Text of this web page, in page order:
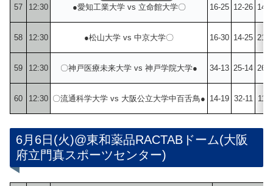
57 12:30 ●愛知工業大学 vs 立命館大学〇 16-25 12-26 14-
58 12:30 ●松山大学 vs 中京大学〇 16-30 14-25 21-
59 12:30 〇神戸医療未来大学 vs 神戸学院大学● 34-13 25-14 26-
60 12:30 〇流通科学大学 vs 大阪公立大学中百舌鳥● 14-19 32-11 11-
6月6日(火)@東和薬品RACTABドーム(大阪
府立門真スポーツセンター)